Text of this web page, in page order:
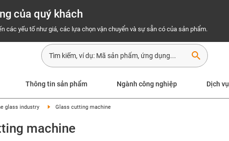
của quý khách
các yếu tố như giá, các lựa chọn vận chuyển và sự sẵn có của sản phẩm.
search
Thông tin sản phẩm Ngành công nghiệp Dịch vụ
glass industry Glass cutting machine
machine